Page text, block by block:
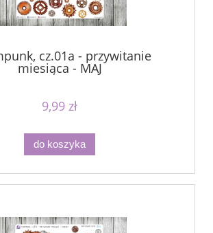
cz.01a - przywitanie
miesiąca - MAJ
9,99 zł
do koszyka